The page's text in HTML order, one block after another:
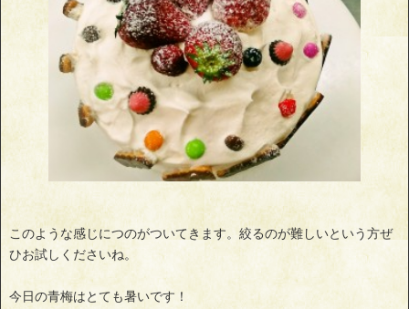
このような感じにつのがついてきます。絞るのが難しいという方ぜ
ひお試しくださいね。
今日の青梅はとても暑いです！